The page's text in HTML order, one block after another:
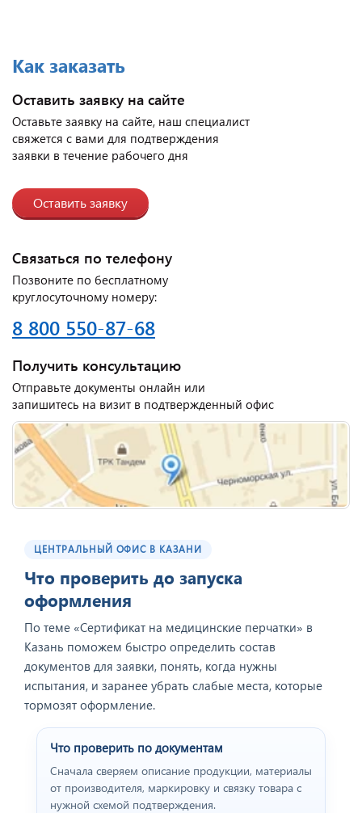
Как заказать
Оставить заявку на сайте
Оставьте заявку на сайте, наш специалист
свяжется с вами для подтверждения
заявки в течение рабочего дня
Оставить заявку
Связаться по телефону
Позвоните по бесплатному
круглосуточному номеру:
8 800 550-87-68
Получить консультацию
Отправьте документы онлайн или
запишитесь на визит в подтвержденный офис
ЦЕНТРАЛЬНЫЙ ОФИС В КАЗАНИ
Что проверить до запуска
оформления
По теме «Сертификат на медицинские перчатки» в
Казань поможем быстро определить состав
документов для заявки, понять, когда нужны
испытания, и заранее убрать слабые места, которые
тормозят оформление.
Что проверить по документам
Сначала сверяем описание продукции, материалы
от производителя, маркировку и связку товара с
нужной схемой подтверждения.